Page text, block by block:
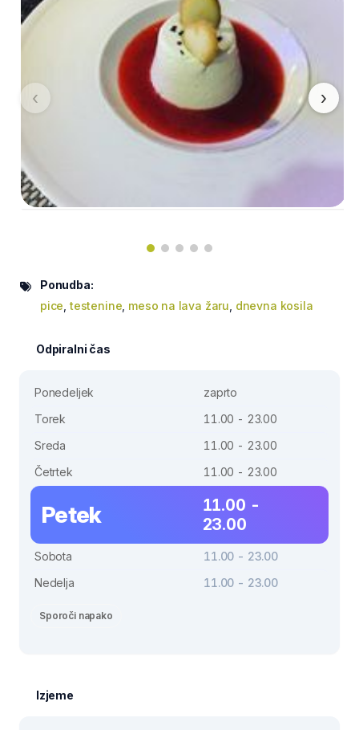
‹ ›
Ponudba:
pice ,testenine meso na lava žaru dnevna kosila
Odpiralni čas
Ponedeljek
zaprto
Torek
11.00 - 23.00
Sreda
11.00 - 23.00
Četrtek
11.00 - 23.00
Petek
11.00 -
23.00
Sobota
11.00 - 23.00
Nedelja
11.00 - 23.00
Sporoči napako
Izjeme